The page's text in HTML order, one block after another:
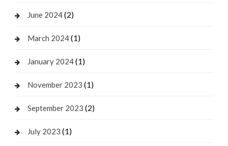
June 2024(2)
March 2024(1)
January 2024(1)
November 2023 (1)
September 2023 (2)
July 2023 (1)